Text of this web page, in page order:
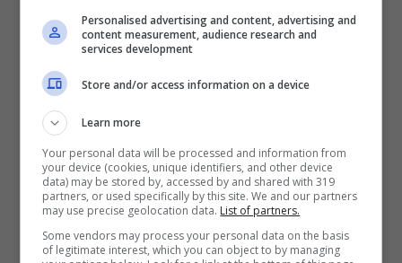
un buono digitale Amazon dal valore di
150,00€;
50,00€.
Oltre l’NBA 2K20 Special Cup,Sony
Interactive Entertainment Italiaorganizza
anche ilPS Plus Anniversarycontest al quale
Personalised advertising and content, advertising and
content measurement, audience research and
services development
Store and/or access information on a device
Learn more
Your personal data will be processed and information from
your device (cookies, unique identifiers, and other device
data) may be stored by, accessed by and shared with 319
partners, or used specifically by this site. We and our partners
may use precise geolocation data. List of partners.
Some vendors may process your personal data on the basis
of legitimate interest, which you can object to by managing